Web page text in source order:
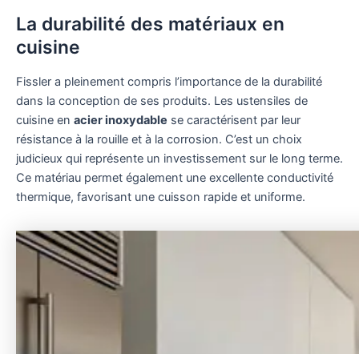
La durabilité des matériaux en
cuisine
Fissler a pleinement compris l’importance de la durabilité
dans la conception de ses produits. Les ustensiles de
cuisine en acier inoxydable se caractérisent par leur
résistance à la rouille et à la corrosion. C’est un choix
judicieux qui représente un investissement sur le long terme.
Ce matériau permet également une excellente conductivité
thermique, favorisant une cuisson rapide et uniforme.